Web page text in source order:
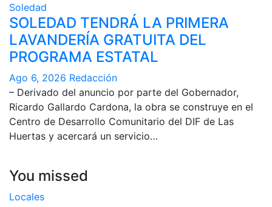
Soledad
SOLEDAD TENDRÁ LA PRIMERA
LAVANDERÍA GRATUITA DEL
PROGRAMA ESTATAL
Ago 6, 2026 Redacción
– Derivado del anuncio por parte del Gobernador,
Ricardo Gallardo Cardona, la obra se construye en el
Centro de Desarrollo Comunitario del DIF de Las
Huertas y acercará un servicio…
You missed
Locales